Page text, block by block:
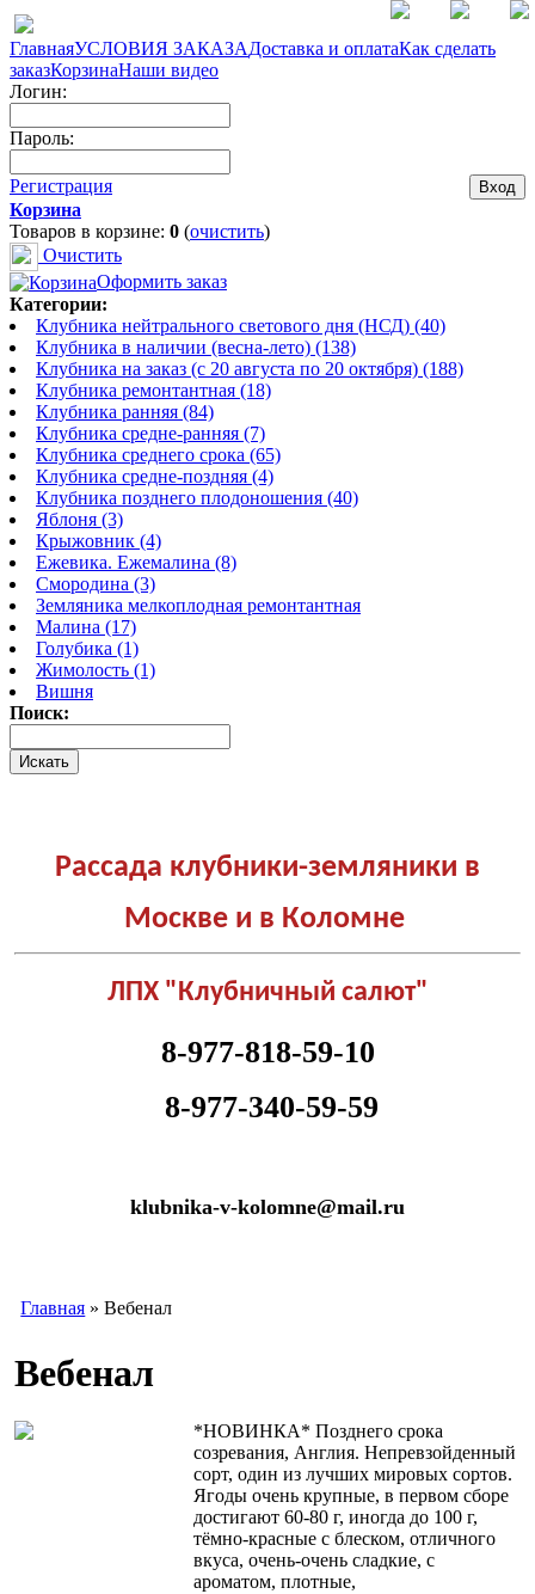
ГлавнаяУСЛОВИЯ ЗАКАЗАДоставка и оплатаКак сделать
заказКорзинаНаши видео
Логин:
Пароль:
Регистрация
Корзина
Товаров в корзине: 0 (очистить)
Очистить
Оформить заказ
Категории:
Клубника нейтрального светового дня (НСД) (40)
Клубника в наличии (весна-лето) (138)
Клубника на заказ (с 20 августа по 20 октября) (188)
Клубника ремонтантная (18)
Клубника ранняя (84)
Клубника средне-ранняя (7)
Клубника среднего срока (65)
Клубника средне-поздняя (4)
Клубника позднего плодоношения (40)
Яблоня (3)
Крыжовник (4)
Ежевика. Ежемалина (8)
Смородина (3)
Земляника мелкоплодная ремонтантная
Малина (17)
Голубика (1)
Жимолость (1)
Вишня
Поиск:
Рассада клубники-земляники в
Москве и в Коломне
ЛПХ "Клубничный салют"
8-977-818-59-10
8-977-340-59-59
klubnika-v-kolomne@mail.ru
Главная » Вебенал
Вебенал
*НОВИНКА* Позднего срока
созревания, Англия. Непревзойденный
сорт, один из лучших мировых сортов.
Ягоды очень крупные, в первом сборе
достигают 60-80 г, иногда до 100 г,
тёмно-красные с блеском, отличного
вкуса, очень-очень сладкие, с
ароматом, плотные,